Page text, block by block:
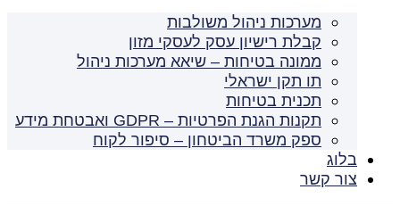
מערכות ניהול משולבות
קבלת רישיון עסק לעסקי מזון
ממונה בטיחות – שיאא מערכות ניהול
תו תקן ישראלי
תכנית בטיחות
תקנות הגנת הפרטיות – GDPR ואבטחת מידע
ספק משרד הביטחון – סיפור לקוח
בלוג
צור קשר